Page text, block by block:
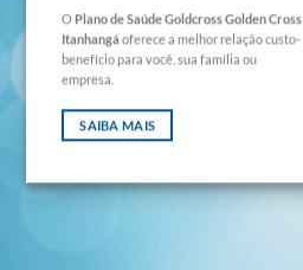
O Plano de SaúdeGoldcross Golden Cross
Itanhangá oferece a melhor relação custo-
benefício para você, sua família ou
empresa.
SAIBA MAIS